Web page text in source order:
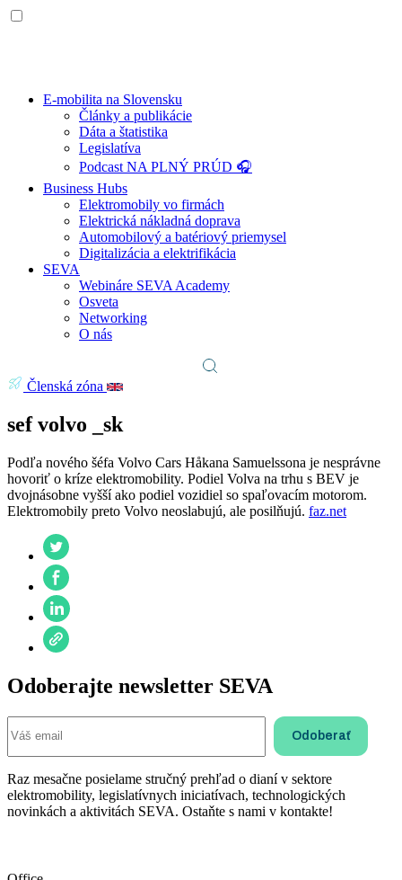
E-mobilita na Slovensku
Články a publikácie
Dáta a štatistika
Legislatíva
Podcast NA PLNÝ PRÚD 🎧
Business Hubs
Elektromobily vo firmách
Elektrická nákladná doprava
Automobilový a batériový priemysel
Digitalizácia a elektrifikácia
SEVA
Webináre SEVA Academy
Osveta
Networking
O nás
Členská zóna
sef volvo _sk
Podľa nového šéfa Volvo Cars Håkana Samuelssona je nesprávne
hovoriť o kríze elektromobility. Podiel Volva na trhu s BEV je
dvojnásobne vyšší ako podiel vozidiel so spaľovacím motorom.
Elektromobily preto Volvo neoslabujú, ale posilňujú. faz.net
Odoberajte newsletter SEVA
Raz mesačne posielame stručný prehľad o dianí v sektore
elektromobility, legislatívnych iniciatívach, technologických
novinkách a aktivitách SEVA. Ostaňte s nami v kontakte!